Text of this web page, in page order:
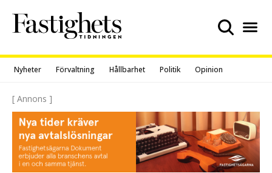
content
Nyheter Förvaltning Hållbarhet Politik Opinion
[ Annons ]